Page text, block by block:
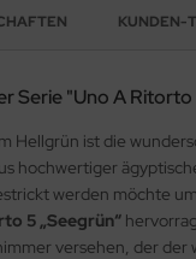
KUNDEN-
Serie "Uno A Ritorto
Hellgrün ist die
hochwertiger
werden möchte
5 „Seegrün“
versehen, der